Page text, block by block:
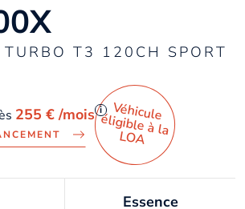
TURBO T3 120CH SPORT
255 €/mois i
Véhicule
éligible à la
LO
A
Essence